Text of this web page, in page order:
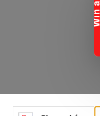
W
i
n
a
h
o
l
i
d
a